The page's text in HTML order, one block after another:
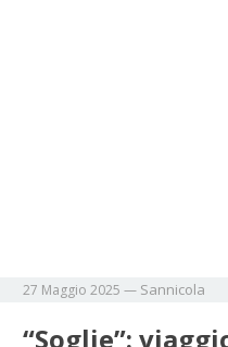
27 Maggio 2025 — Sannicola
“Soglie”: